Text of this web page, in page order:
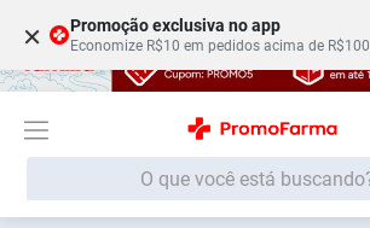
× Promoção exclusiva no app
Economize R$10 em pedidos acima de R$100
O que você está buscando?